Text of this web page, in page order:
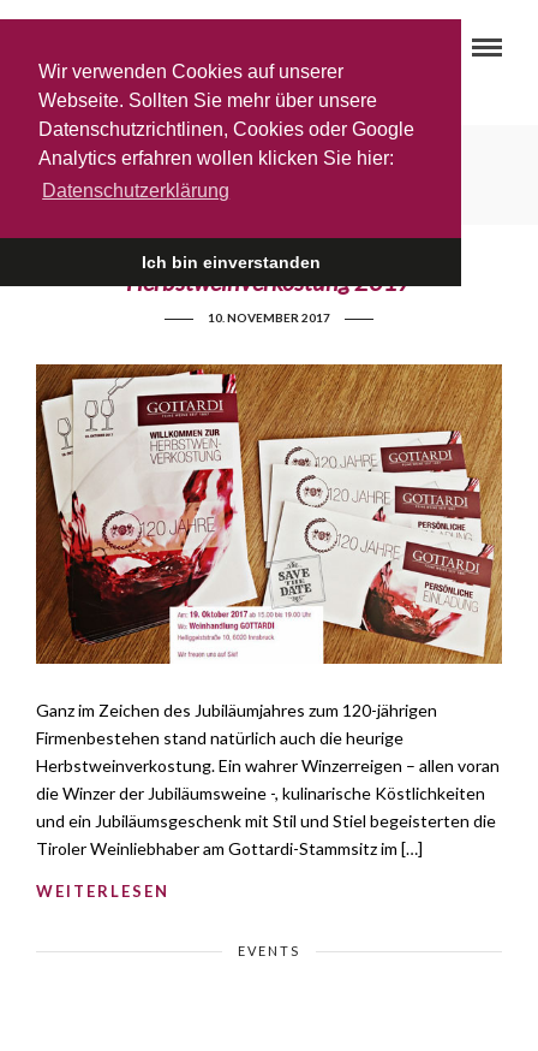
Wir verwenden Cookies auf unserer
Webseite. Sollten Sie mehr über unsere
Datenschutzrichtlinen, Cookies oder Google
Analytics erfahren wollen klicken Sie hier:
Datenschutzerklärung
Ich bin einverstanden
Neurauther
Herbstweinverkostung 2017
10. NOVEMBER 2017
Ganz im Zeichen des Jubiläumjahres zum 120-jährigen
Firmenbestehen stand natürlich auch die heurige
Herbstweinverkostung. Ein wahrer Winzerreigen – allen voran
die Winzer der Jubiläumsweine -, kulinarische Köstlichkeiten
und ein Jubiläumsgeschenk mit Stil und Stiel begeisterten die
Tiroler Weinliebhaber am Gottardi-Stammsitz im […]
WEITERLESEN
EVENTS